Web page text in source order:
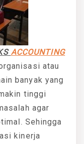
ACCOUNTING
atau
banyak yang
tinggi
agar
Sehingga
kinerja